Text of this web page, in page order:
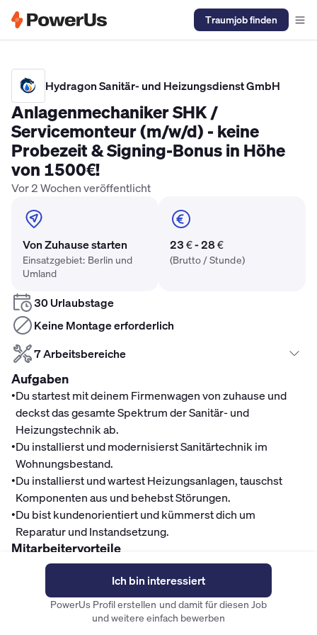
Traumjob finden
Hydragon Sanitär- und Heizungsdienst GmbH
Anlagenmechaniker SHK /
Servicemonteur (m/w/d) - keine
Probezeit & Signing-Bonus in Höhe
von 1500€!
Vor 2 Wochen veröffentlicht
Von Zuhause starten
Einsatzgebiet: Berlin und
Umland
23 € - 28 €
(Brutto / Stunde)
30 Urlaubstage
Keine Montage erforderlich
7 Arbeitsbereiche
Aufgaben
•Du startest mit deinem Firmenwagen von zuhause und
deckst das gesamte Spektrum der Sanitär- und
Heizungstechnik ab.
•Du installierst und modernisierst Sanitärtechnik im
Wohnungsbestand.
•Du installierst und wartest Heizungsanlagen, tauschst
Komponenten aus und behebst Störungen.
•Du bist kundenorientiert und kümmerst dich um
Reparatur und Instandsetzung.
Mitarbeitervorteile
Top Gehalt
Ich bin interessiert
PowerUs Profil erstellen und damit für diesen Job
und weitere einfach bewerben